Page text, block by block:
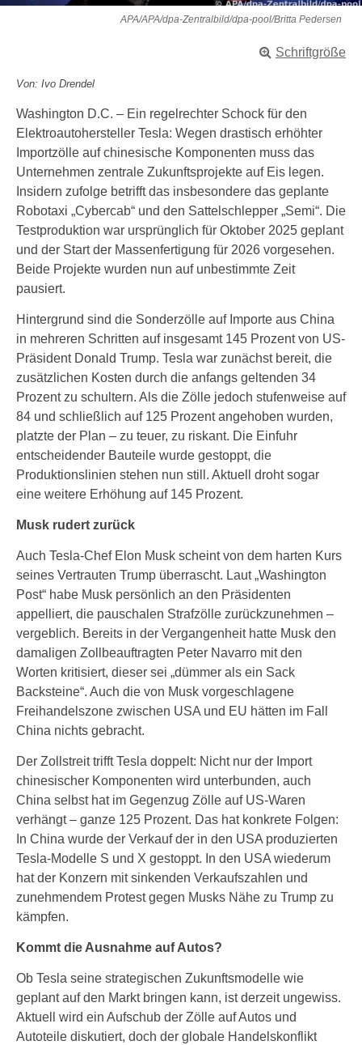
APA/APA/dpa-Zentralbild/dpa-pool/Britta Pedersen
Schriftgröße
Von: Ivo Drendel
Washington D.C. – Ein regelrechter Schock für den
Elektroautohersteller Tesla: Wegen drastisch erhöhter
Importzölle auf chinesische Komponenten muss das
Unternehmen zentrale Zukunftsprojekte auf Eis legen.
Insidern zufolge betrifft das insbesondere das geplante
Robotaxi „Cybercab“ und den Sattelschlepper „Semi“. Die
Testproduktion war ursprünglich für Oktober 2025 geplant
und der Start der Massenfertigung für 2026 vorgesehen.
Beide Projekte wurden nun auf unbestimmte Zeit
pausiert.
Hintergrund sind die Sonderzölle auf Importe aus China
in mehreren Schritten auf insgesamt 145 Prozent von US-
Präsident Donald Trump. Tesla war zunächst bereit, die
zusätzlichen Kosten durch die anfangs geltenden 34
Prozent zu schultern. Als die Zölle jedoch stufenweise auf
84 und schließlich auf 125 Prozent angehoben wurden,
platzte der Plan – zu teuer, zu riskant. Die Einfuhr
entscheidender Bauteile wurde gestoppt, die
Produktionslinien stehen nun still. Aktuell droht sogar
eine weitere Erhöhung auf 145 Prozent.
Musk rudert zurück
Auch Tesla-Chef Elon Musk scheint von dem harten Kurs
seines Vertrauten Trump überrascht. Laut „Washington
Post“ habe Musk persönlich an den Präsidenten
appelliert, die pauschalen Strafzölle zurückzunehmen –
vergeblich. Bereits in der Vergangenheit hatte Musk den
damaligen Zollbeauftragten Peter Navarro mit den
Worten kritisiert, dieser sei „dümmer als ein Sack
Backsteine“. Auch die von Musk vorgeschlagene
Freihandelszone zwischen USA und EU hätten im Fall
China nichts gebracht.
Der Zollstreit trifft Tesla doppelt: Nicht nur der Import
chinesischer Komponenten wird unterbunden, auch
China selbst hat im Gegenzug Zölle auf US-Waren
verhängt – ganze 125 Prozent. Das hat konkrete Folgen:
In China wurde der Verkauf der in den USA produzierten
Tesla-Modelle S und X gestoppt. In den USA wiederum
hat der Konzern mit sinkenden Verkaufszahlen und
zunehmendem Protest gegen Musks Nähe zu Trump zu
kämpfen.
Kommt die Ausnahme auf Autos?
Ob Tesla seine strategischen Zukunftsmodelle wie
geplant auf den Markt bringen kann, ist derzeit ungewiss.
Aktuell wird ein Aufschub der Zölle auf Autos und
Autoteile diskutiert, doch der globale Handelskonflikt